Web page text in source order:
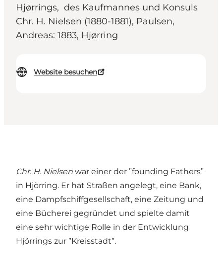
Hjørrings, des Kaufmannes und Konsuls
Chr. H. Nielsen (1880-1881), Paulsen,
Andreas: 1883, Hjørring
Website besuchen
Chr. H. Nielsen war einer der ”founding Fathers”
in Hjörring. Er hat Straßen angelegt, eine Bank,
eine Dampfschiffgesellschaft, eine Zeitung und
eine Bücherei gegründet und spielte damit
eine sehr wichtige Rolle in der Entwicklung
Hjörrings zur ”Kreisstadt”.